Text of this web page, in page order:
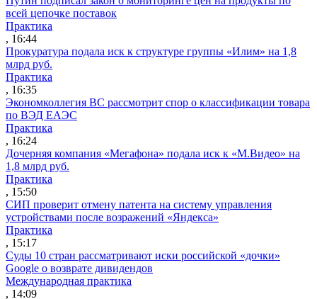
всей цепочке поставок
Практика
, 16:44
Прокуратура подала иск к структуре группы «Илим» на 1,8
млрд руб.
Практика
, 16:35
Экономколлегия ВС рассмотрит спор о классификации товара
по ВЭД ЕАЭС
Практика
, 16:24
Дочерняя компания «Мегафона» подала иск к «М.Видео» на
1,8 млрд руб.
Практика
, 15:50
СИП проверит отмену патента на систему управления
устройствами после возражений «Яндекса»
Практика
, 15:17
Суды 10 стран рассматривают иски российской «дочки»
Google о возврате дивидендов
Международная практика
, 14:09